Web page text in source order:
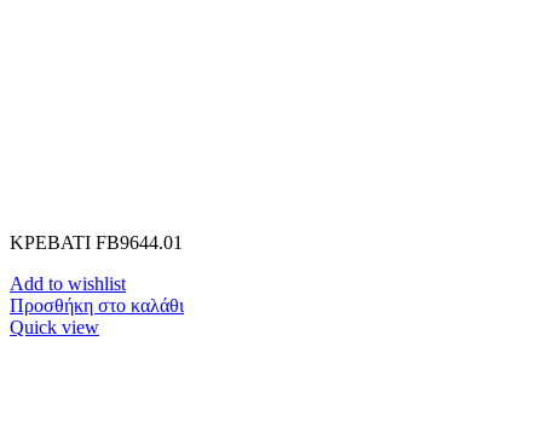
ΚΡΕΒΑΤΙ FB9644.01
Add to wishlist
Προσθήκη στο καλάθι
Quick view